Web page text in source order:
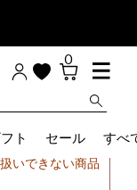
0
ト セール すべ
いできない商品